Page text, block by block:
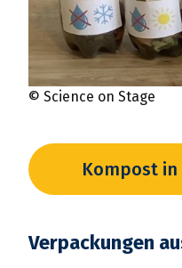
© Science on Stage
Kompost
Verpackungen